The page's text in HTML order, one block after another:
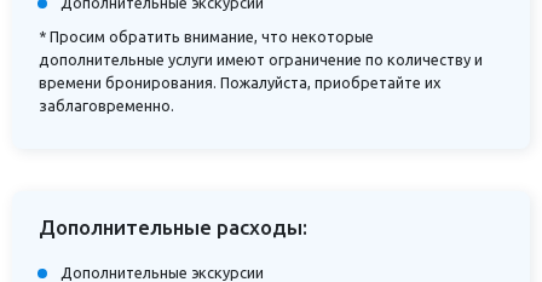
* Просим обратить внимание, что некоторые
дополнительные услуги имеют ограничение по количеству и
времени бронирования. Пожалуйста, приобретайте их
заблаговременно.
Дополнительные расходы:
Дополнительные экскурсии